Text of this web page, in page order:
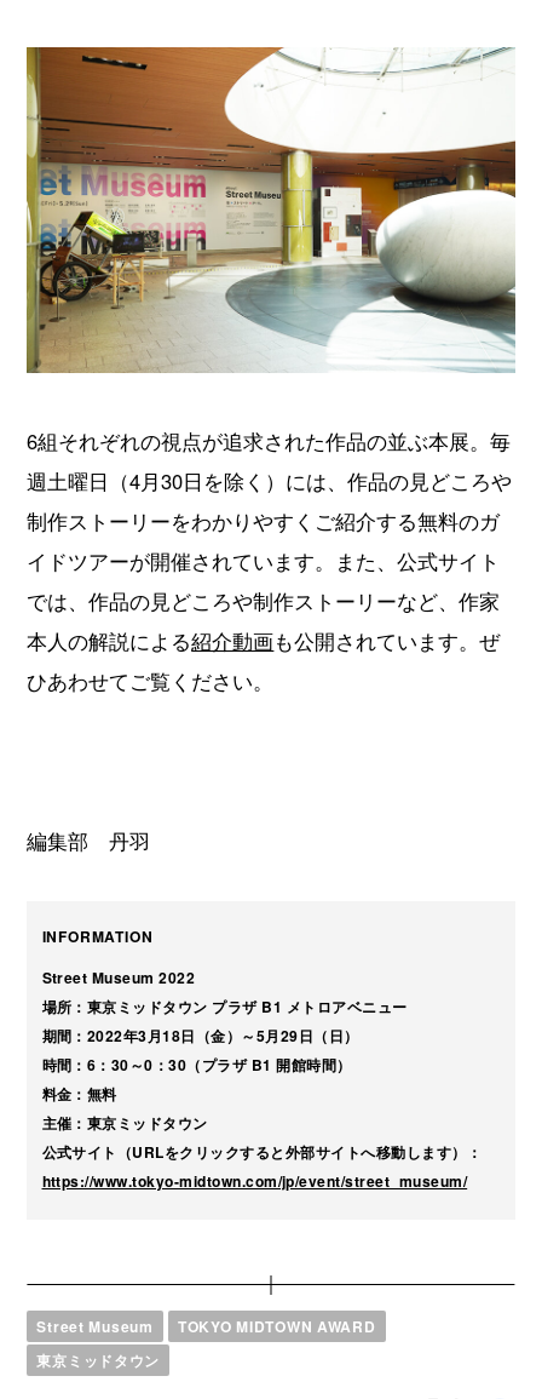
6組それぞれの視点が追求された作品の並ぶ本展。毎
週土曜日（4月30日を除く）には、作品の見どころや
制作ストーリーをわかりやすくご紹介する無料のガ
イドツアーが開催されています。また、公式サイト
では、作品の見どころや制作ストーリーなど、作家
本人の解説による紹介動画も公開されています。ぜ
ひあわせてご覧ください。
編集部 丹羽
INFORMATION
Street Museum 2022
場所：東京ミッドタウン プラザ B1 メトロアベニュー
期間：2022年3月18日（金）～5月29日（日）
時間：6：30～0：30（プラザ B1 開館時間）
料金：無料
主催：東京ミッドタウン
公式サイト（URLをクリックすると外部サイトへ移動します）：
https://www.tokyo-midtown.com/jp/event/street_museum/
Street Museum
TOKYO MIDTOWN AWARD
東京ミッドタウン